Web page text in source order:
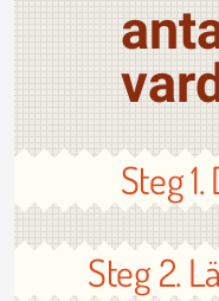
Steg
Steg 2.